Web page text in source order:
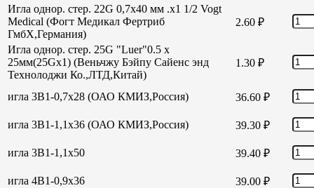
Игла однор. стер. 22G 0,7х40 мм .х1 1/2 Vogt
Medical (Фогт Медикал Фертриб
ГмбХ,Германия)
2.60 ₽
Игла однор. стер. 25G "Luer"0.5 х
25мм(25Gх1) (Веньчжу Бэйпу Сайенс энд
Технолоджи Ко.,ЛТД,Китай)
1.30 ₽
игла 3В1-0,7х28 (ОАО КМИЗ,Россия) 36.60 ₽
игла 3В1-1,1х36 (ОАО КМИЗ,Россия) 39.30 ₽
игла 3В1-1,1х50 39.40 ₽
игла 4В1-0,9х36 39.00 ₽